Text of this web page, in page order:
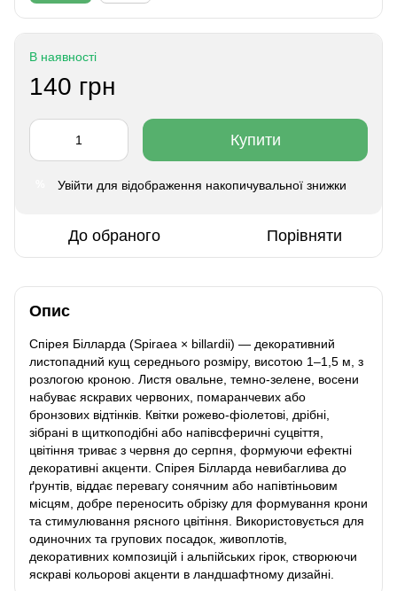
В наявності
140 грн
Купити
Увійти для відображення накопичувальної знижки
До обраного Порівняти
Опис
Спірея Білларда (Spiraea × billardii) — декоративний
листопадний кущ середнього розміру, висотою 1–1,5 м, з
розлогою кроною. Листя овальне, темно-зелене, восени
набуває яскравих червоних, помаранчевих або
бронзових відтінків. Квітки рожево-фіолетові, дрібні,
зібрані в щиткоподібні або напівсферичні суцвіття,
цвітіння триває з червня до серпня, формуючи ефектні
декоративні акценти. Спірея Білларда невибаглива до
ґрунтів, віддає перевагу сонячним або напівтіньовим
місцям, добре переносить обрізку для формування крони
та стимулювання рясного цвітіння. Використовується для
одиночних та групових посадок, живоплотів,
декоративних композицій і альпійських гірок, створюючи
яскраві кольорові акценти в ландшафтному дизайні.